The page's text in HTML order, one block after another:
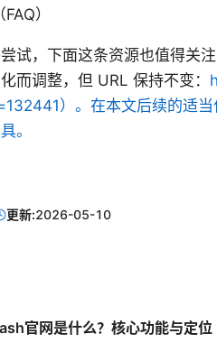
）
试，下面这条资源也值得关
而调整，但 URL 保持不变：
）。在本文后续的适
。
更新:2026-05-10
官网是什么？核心功能与定位